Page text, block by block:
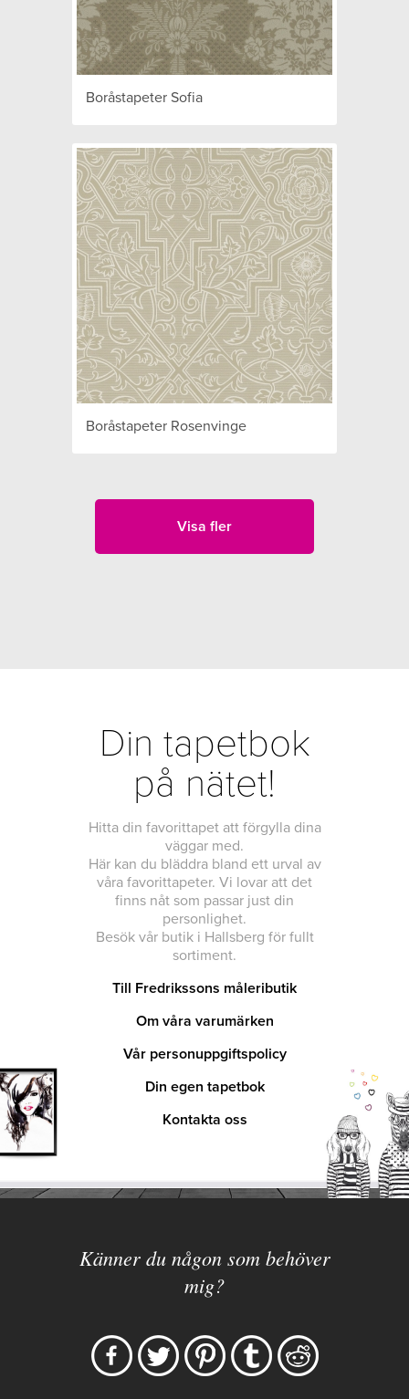
Boråstapeter Sofia
Boråstapeter Rosenvinge
Visa fler
Din tapetbok
på nätet!
Hitta din favorittapet att förgylla dina
väggar med.
Här kan du bläddra bland ett urval av
våra favorittapeter. Vi lovar att det
finns nåt som passar just din
personlighet.
Besök vår butik i Hallsberg för fullt
sortiment.
Till Fredrikssons måleributik
Om våra varumärken
Vår personuppgiftspolicy
Din egen tapetbok
Kontakta oss
Känner du någon som behöver
mig?